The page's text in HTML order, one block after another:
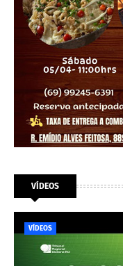
VÍDEOS
VÍDEOS